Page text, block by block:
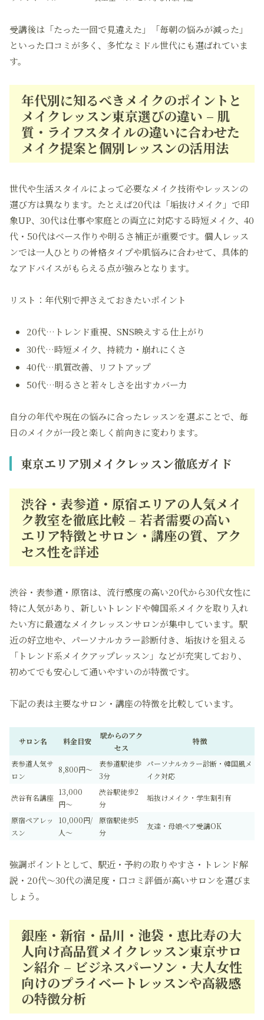
受講後は「たった一回で見違えた」「毎朝の悩みが減った」
といった口コミが多く、多忙なミドル世代にも選ばれていま
す。
年代別に知るべきメイクのポイントと
メイクレッスン東京選びの違い – 肌
質・ライフスタイルの違いに合わせた
メイク提案と個別レッスンの活用法
世代や生活スタイルによって必要なメイク技術やレッスンの
選び方は異なります。たとえば20代は「垢抜けメイク」で印
象UP、30代は仕事や家庭との両立に対応する時短メイク、40
代・50代はベース作りや明るさ補正が重要です。個人レッス
ンでは一人ひとりの骨格タイプや肌悩みに合わせて、具体的
なアドバイスがもらえる点が強みとなります。
リスト：年代別で押さえておきたいポイント
20代…トレンド重視、SNS映えする仕上がり
30代…時短メイク、持続力・崩れにくさ
40代…肌質改善、リフトアップ
50代…明るさと若々しさを出すカバー力
自分の年代や現在の悩みに合ったレッスンを選ぶことで、毎
日のメイクが一段と楽しく前向きに変わります。
東京エリア別メイクレッスン徹底ガイド
渋谷・表参道・原宿エリアの人気メイ
ク教室を徹底比較 – 若者需要の高い
エリア特徴とサロン・講座の質、アク
セス性を詳述
渋谷・表参道・原宿は、流行感度の高い20代から30代女性に
特に人気があり、新しいトレンドや韓国系メイクを取り入れ
たい方に最適なメイクレッスンサロンが集中しています。駅
近の好立地や、パーソナルカラー診断付き、垢抜けを狙える
「トレンド系メイクアップレッスン」などが充実しており、
初めてでも安心して通いやすいのが特徴です。
下記の表は主要なサロン・講座の特徴を比較しています。
サロン名 料金目安
駅からのアク
セス
特徴
表参道人気サ
ロン
8,800円〜
表参道駅徒歩
3分
パーソナルカラー診断・韓国風メ
イク対応
渋谷有名講座
13,000
円〜
渋谷駅徒歩2
分
垢抜けメイク・学生割引有
原宿ペアレッ
スン
10,000円/
人〜
原宿駅徒歩5
分
友達・母娘ペア受講OK
強調ポイントとして、駅近・予約の取りやすさ・トレンド解
説・20代〜30代の満足度・口コミ評価が高いサロンを選びま
しょう。
銀座・新宿・品川・池袋・恵比寿の大
人向け高品質メイクレッスン東京サロ
ン紹介 – ビジネスパーソン・大人女性
向けのプライベートレッスンや高級感
の特徴分析